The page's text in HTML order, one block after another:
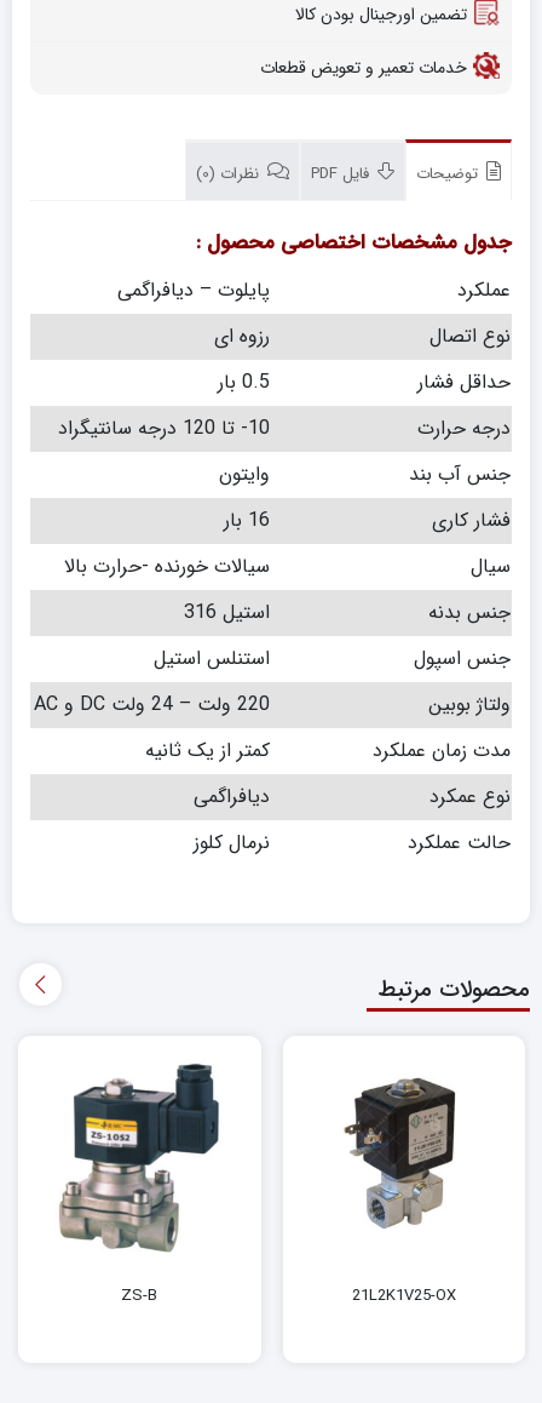
تضمین اورجینال بودن کالا
خدمات تعمیر و تعویض قطعات
توضیحات فایل PDF نظرات (0)
جدول مشخصات اختصاصی محصول :
عملکرد
پایلوت – دیافراگمی
نوع اتصال
رزوه ای
حداقل فشار
0.5 بار
درجه حرارت
10- تا 120 درجه سانتیگراد
جنس آب بند
وایتون
فشار کاری
16 بار
سیال
سیالات خورنده -حرارت بالا
جنس بدنه
استیل 316
جنس اسپول
استنلس استیل
ولتاژ بوبین
220 ولت – 24 ولت DC و AC
مدت زمان عملکرد
کمتر از یک ثانیه
نوع عمکرد
دیافراگمی
حالت عملکرد
نرمال کلوز
محصولات مرتبط
21L2K1V25-OX
ZS-B